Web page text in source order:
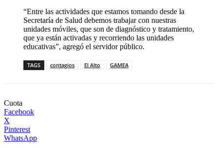
“Entre las actividades que estamos tomando desde la
Secretaría de Salud debemos trabajar con nuestras
unidades móviles, que son de diagnóstico y tratamiento,
que ya están activadas y recorriendo las unidades
educativas”, agregó el servidor público.
TAGS contagios El Alto GAMEA
Cuota
Facebook
X
Pinterest
WhatsApp